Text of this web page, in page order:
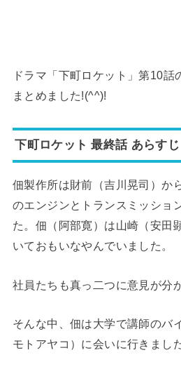
ドラマ「下町ロケット」第10話
まとめました!(^^)!
下町ロケット 最終話 あらす
佃製作所は財前（吉川晃司）か
のエンジンとトランスミッショ
た。佃（阿部寛）は山崎（安田
いておもいなやんでいました。
社員たちも真っ二つに意見が分
そんな中、佃は大学で講師のバ
モトアヤコ）に会いに行きました